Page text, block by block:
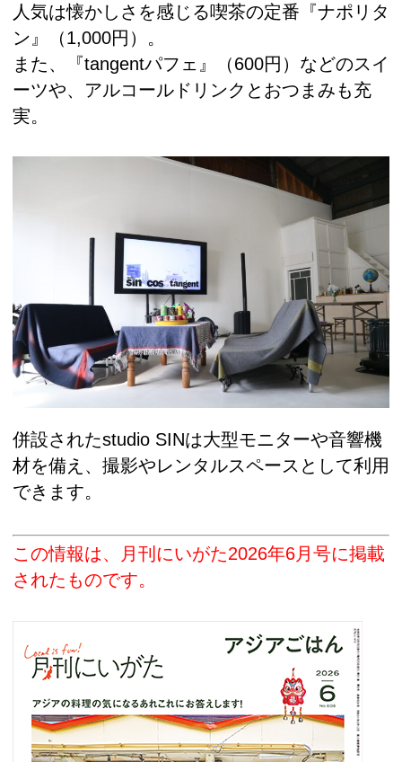
人気は懐かしさを感じる喫茶の定番『ナポリタ
ン』（1,000円）。
また、『tangentパフェ』（600円）などのスイ
ーツや、アルコールドリンクとおつまみも充
実。
併設されたstudio SINは大型モニターや音響機
材を備え、撮影やレンタルスペースとして利用
できます。
この情報は、月刊にいがた2026年6月号に掲載
されたものです。